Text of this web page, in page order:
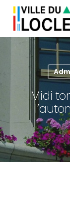
Skip
main
content
Midi